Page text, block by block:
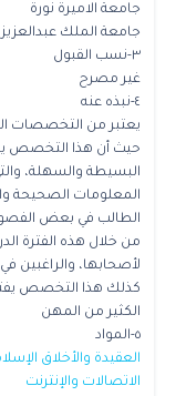
جامعة الاميرة نورة
جامعة الملك عبدالعزيز
٣-نسب القبول
غير مصرح
٤-نبذه عنه
يعتبر من التخصصات
حيث أن هذا التخصص
البسيطة والسهلة،
المعلومات الصحيحة
الطالب في بعض
من خلال هذه الفترة
لأصحابها، والراغبين
كذلك هذا التخصص
الكثير من المهن
٥-المواد
العقيدة والأخلاق
الاتصالات والإنترنت